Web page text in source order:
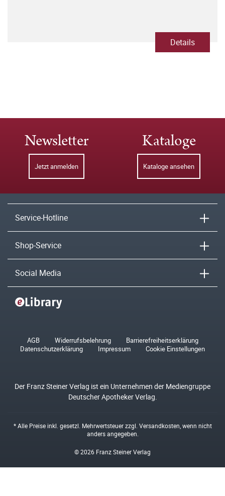
Details
Newsletter
Jetzt anmelden
Kataloge
Kataloge ansehen
Service-Hotline
Shop-Service
Social Media
AGB Widerrufsbelehrung
Barrierefreiheitserklärung
Datenschutzerklärung
Impressum Cookie Einstellungen
Der Franz Steiner Verlag ist ein Unternehmen der Mediengruppe
Deutscher Apotheker Verlag.
* Alle Preise inkl. gesetzl. Mehrwertsteuer zzgl. Versandkosten , wenn nicht
anders angegeben.
© 2026 Franz Steiner Verlag